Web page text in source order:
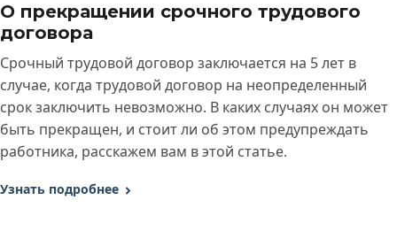
О прекращении срочного трудового
договора
Срочный трудовой договор заключается на 5 лет в
случае, когда трудовой договор на неопределенный
срок заключить невозможно. В каких случаях он может
быть прекращен, и стоит ли об этом предупреждать
работника, расскажем вам в этой статье.
Узнать подробнее